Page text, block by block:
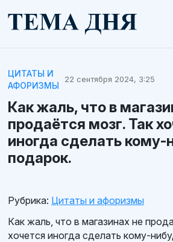
ЦИТАТЫ И
АФОРИЗМЫ
22 сентября 2024, 3:25
Как жаль, что в
продаётся мозг. Так
иногда сделать кому-
подарок.
Рубрика: Цитаты и афоризмы
Как жаль, что в магазинах не
хочется иногда сделать кому-